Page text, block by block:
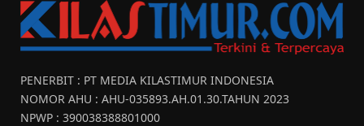
PENERBIT : PT MEDIA KILASTIMUR INDONESIA
NOMOR AHU : AHU-035893.AH.01.30.TAHUN 2023
NPWP : 390038388801000